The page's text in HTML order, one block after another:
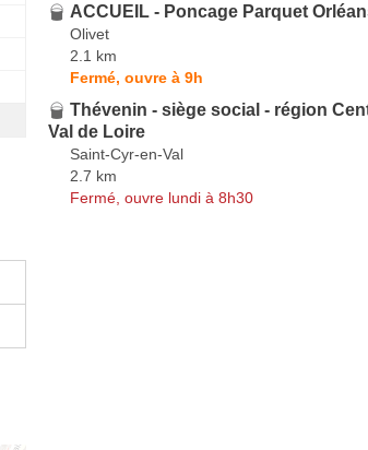
ACCUEIL - Poncage Parquet
Olivet
2.1 km
Fermé, ouvre à 9h
Thévenin - siège social - région
Val de Loire
Saint-Cyr-en-Val
2.7 km
Fermé, ouvre lundi à 8h30